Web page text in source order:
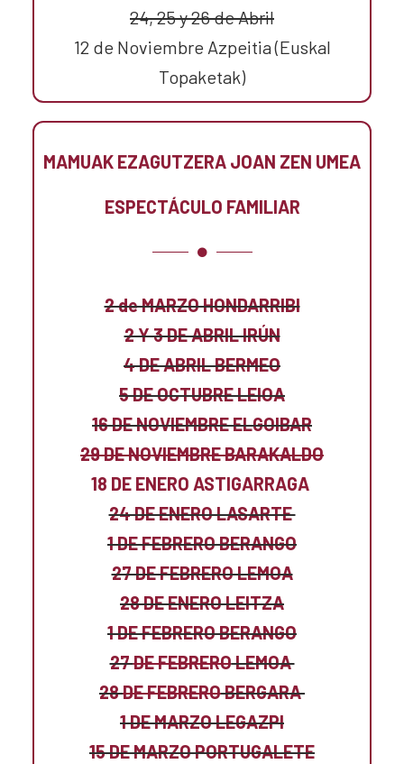
24, 25 y 26 de Abril
12 de Noviembre Azpeitia (Euskal
Topaketak)
MAMUAK EZAGUTZERA JOAN ZEN UMEA
ESPECTÁCULO FAMILIAR
2 de MARZO HONDARRIBI
2 Y 3 DE ABRIL IRÚN
4 DE ABRIL BERMEO
5 DE OCTUBRE LEIOA
16 DE NOVIEMBRE ELGOIBAR
29 DE NOVIEMBRE BARAKALDO
18 DE ENERO ASTIGARRAGA
24 DE ENERO LASARTE
1 DE FEBRERO BERANGO
27 DE FEBRERO LEMOA
28 DE ENERO LEITZA
1 DE FEBRERO BERANGO
27DE FEBREROLEMOA
28DE FEBREROBERGARA
1 DE MARZO LEGAZPI
15 DE MARZO PORTUGALETE